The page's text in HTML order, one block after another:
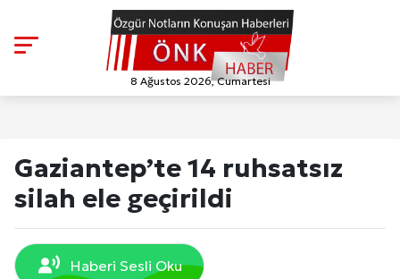
8 Ağustos 2026, Cumartesi
Gaziantep’te 14 ruhsatsız
silah ele geçirildi
Haberi Sesli Oku